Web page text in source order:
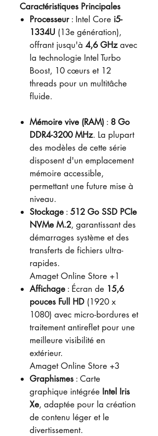
Caractéristiques Principales
Processeur: Intel Core i5-
1334U (13e génération),
offrant jusqu'à 4,6 GHzavec
la technologie Intel Turbo
Boost, 10 cœurs et 12
threads pour un multitâche
fluide.
Mémoire vive (RAM) : 8 Go
DDR4-3200 MHz. La plupart
des modèles de cette série
disposent d'un emplacement
mémoire accessible,
permettant une future mise à
niveau.
Stockage : 512 Go SSD PCIe
NVMe M.2, garantissant des
démarrages système et des
transferts de fichiers ultra-
rapides.
Amaget Online Store +1
Affichage : Écran de 15,6
pouces Full HD (1920 x
1080) avec micro-bordures et
traitement antireflet pour une
meilleure visibilité en
extérieur.
Amaget Online Store +3
Graphismes : Carte
graphique intégrée Intel Iris
Xe, adaptée pour la création
de contenu léger et le
divertissement.